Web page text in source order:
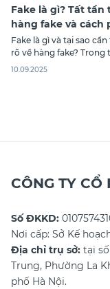
Fake là gì? Tất tần
hàng fake và cách
biệt super fake
Fake là gì và tại sao
rõ về hàng fake? Trong
mua sắm online ngày
10.09.2025
CÔNG TY CỔ
Số ĐKKD:
Nơi cấp: Sở Kế
Địa chỉ trụ sở: tại
Trung, Phường La
phố Hà Nội.